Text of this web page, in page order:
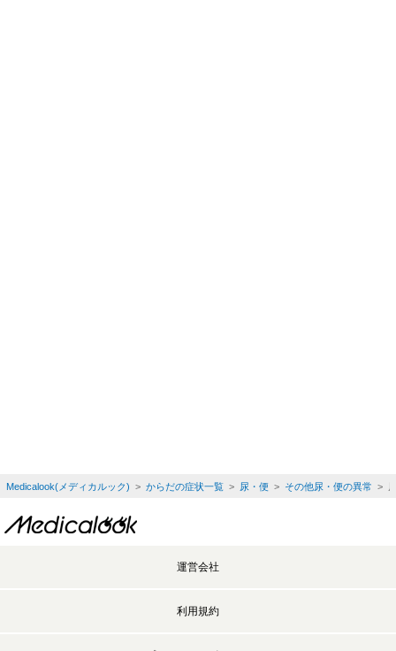
Medicalook(メディカルック) > からだの症状一覧> 尿・便> その他尿・便の異常 >
運営会社
利用規約